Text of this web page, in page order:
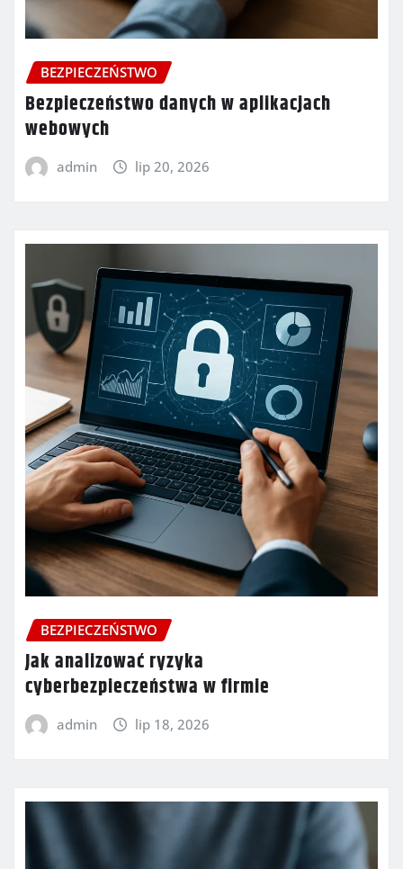
BEZPIECZEŃSTWO
Bezpieczeństwo danych w aplikacjach
webowych
admin lip 20, 2026
BEZPIECZEŃSTWO
Jak analizować ryzyka
cyberbezpieczeństwa w firmie
admin lip 18, 2026